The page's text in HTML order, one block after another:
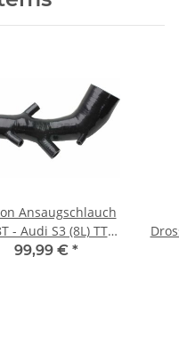
Ansaugschlauch
- Audi S3 (8L) TT
Seat Leon (1M)
99,99 € *